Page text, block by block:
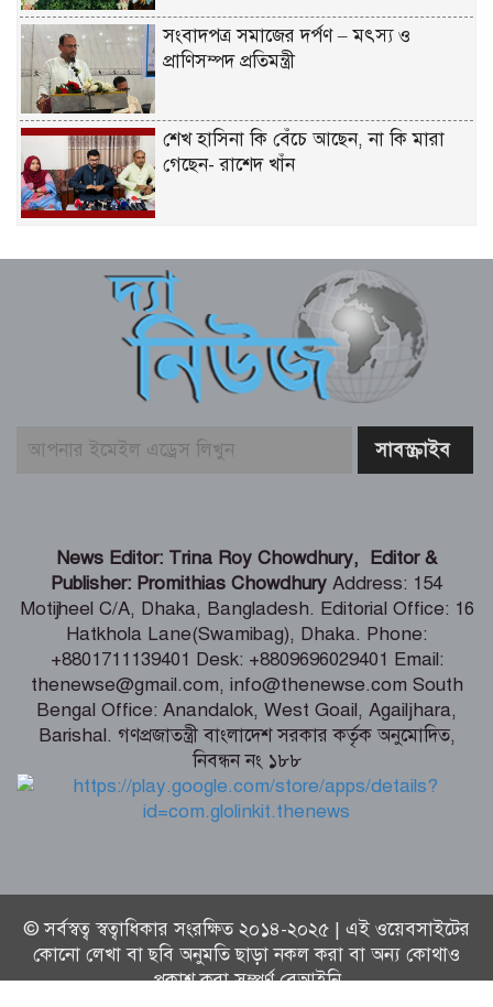
সংবাদপত্র সমাজের দর্পণ – মৎস্য ও
প্রাণিসম্পদ প্রতিমন্ত্রী
শেখ হাসিনা কি বেঁচে আছেন, না কি মারা
গেছেন- রাশেদ খাঁন
দায় নিয়ে কারাগারে যাক – আইনমন্ত্রী
বিএনপির উদ্যোগে সবুজ বেনাপোলের
প্রত্যয়ে পঞ্চম দিনের বৃক্ষরোপণ
কক্সবাজারের সমুদ্রসম্পদ, ব্লু ইকোনমি
সম্ভাবনাকে কাজে লাগাতে সরকার বিভিন্ন
জামায়াত-এনসিপির মব সৃষ্টির সুযোগ নিতে
পারে আওয়ামী লীগ – রাশেদ খাঁন
দেশের পর্যটনকে খাতকে জনপ্রিয় করতে কাজ
করেছে সরকার – পর্যটনমন্ত্রী
স্বস্তির বার্তা পেলেন থালাপতি বিজয়, মামলা
প্রত্যাহার স্ত্রীর
News Editor: Trina Roy Chowdhury, Editor &
Publisher: Promithias Chowdhury Address: 154
Motijheel C/A, Dhaka, Bangladesh. Editorial Office: 16
Hatkhola Lane(Swamibag), Dhaka. Phone:
+8801711139401 Desk: +8809696029401 Email:
thenewse@gmail.com, info@thenewse.com South
Bengal Office: Anandalok, West Goail, Agailjhara,
Barishal. গণপ্রজাতন্ত্রী বাংলাদেশ সরকার কর্তৃক অনুমোদিত,
নিবন্ধন নং ১৮৮
© সর্বস্বত্ব স্বত্বাধিকার সংরক্ষিত ২০১৪-২০২৫ | এই ওয়েবসাইটের
কোনো লেখা বা ছবি অনুমতি ছাড়া নকল করা বা অন্য কোথাও
প্রকাশ করা সম্পূর্ণ বেআইনি